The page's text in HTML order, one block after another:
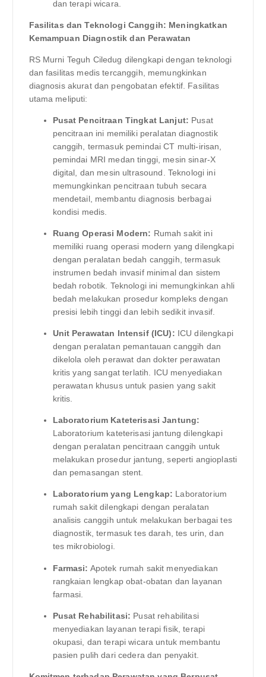
dan terapi wicara.
Fasilitas dan Teknologi Canggih: Meningkatkan
Kemampuan Diagnostik dan Perawatan
RS Murni Teguh Ciledug dilengkapi dengan teknologi
dan fasilitas medis tercanggih, memungkinkan
diagnosis akurat dan pengobatan efektif. Fasilitas
utama meliputi:
Pusat Pencitraan Tingkat Lanjut: Pusat
pencitraan ini memiliki peralatan diagnostik
canggih, termasuk pemindai CT multi-irisan,
pemindai MRI medan tinggi, mesin sinar-X
digital, dan mesin ultrasound. Teknologi ini
memungkinkan pencitraan tubuh secara
mendetail, membantu diagnosis berbagai
kondisi medis.
Ruang Operasi Modern: Rumah sakit ini
memiliki ruang operasi modern yang dilengkapi
dengan peralatan bedah canggih, termasuk
instrumen bedah invasif minimal dan sistem
bedah robotik. Teknologi ini memungkinkan ahli
bedah melakukan prosedur kompleks dengan
presisi lebih tinggi dan lebih sedikit invasif.
Unit Perawatan Intensif (ICU): ICU dilengkapi
dengan peralatan pemantauan canggih dan
dikelola oleh perawat dan dokter perawatan
kritis yang sangat terlatih. ICU menyediakan
perawatan khusus untuk pasien yang sakit
kritis.
Laboratorium Kateterisasi Jantung:
Laboratorium kateterisasi jantung dilengkapi
dengan peralatan pencitraan canggih untuk
melakukan prosedur jantung, seperti angioplasti
dan pemasangan stent.
Laboratorium yang Lengkap: Laboratorium
rumah sakit dilengkapi dengan peralatan
analisis canggih untuk melakukan berbagai tes
diagnostik, termasuk tes darah, tes urin, dan
tes mikrobiologi.
Farmasi: Apotek rumah sakit menyediakan
rangkaian lengkap obat-obatan dan layanan
farmasi.
Pusat Rehabilitasi: Pusat rehabilitasi
menyediakan layanan terapi fisik, terapi
okupasi, dan terapi wicara untuk membantu
pasien pulih dari cedera dan penyakit.